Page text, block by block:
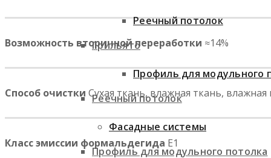
Грильято
Реечный потолок
Профиль для модульного потолка
Реечный потолок
Профиль для модульного
Фасадные системы
Возможность вторичной переработки ≈14%
Способ очистки Сухая ткань, влажная ткань, влажная
Класс эмиссии формальдегида E1